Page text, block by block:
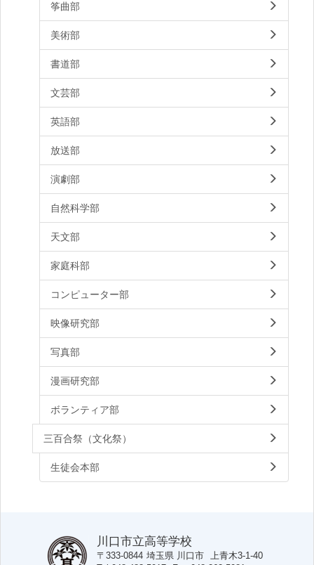
筝曲部
美術部
書道部
文芸部
英語部
放送部
演劇部
自然科学部
天文部
家庭科部
コンピューター部
映像研究部
写真部
漫画研究部
ボランティア部
三百合祭（文化祭）
生徒会本部
川口市立高等学校
〒333-0844 埼玉県 川口市 上青木3-1-40